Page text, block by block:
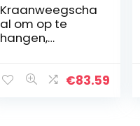
Kraanweegscha
al om op te
hangen,
weegschaal
€83.59